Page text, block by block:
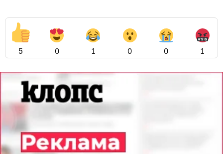
5 0 1 0 0 1